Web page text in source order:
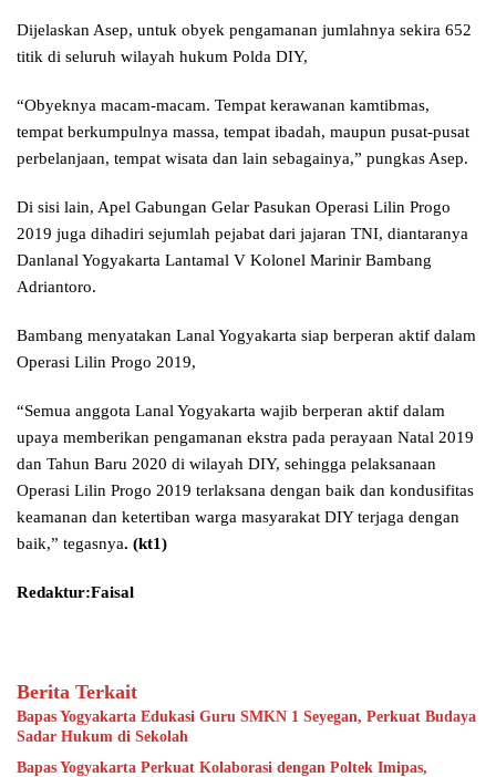
Dijelaskan Asep, untuk obyek pengamanan jumlahnya sekira 652
titik di seluruh wilayah hukum Polda DIY,
“Obyeknya macam-macam. Tempat kerawanan kamtibmas,
tempat berkumpulnya massa, tempat ibadah, maupun pusat-pusat
perbelanjaan, tempat wisata dan lain sebagainya,” pungkas Asep.
Di sisi lain, Apel Gabungan Gelar Pasukan Operasi Lilin Progo
2019 juga dihadiri sejumlah pejabat dari jajaran TNI, diantaranya
Danlanal Yogyakarta Lantamal V Kolonel Marinir Bambang
Adriantoro.
Bambang menyatakan Lanal Yogyakarta siap berperan aktif dalam
Operasi Lilin Progo 2019,
“Semua anggota Lanal Yogyakarta wajib berperan aktif dalam
upaya memberikan pengamanan ekstra pada perayaan Natal 2019
dan Tahun Baru 2020 di wilayah DIY, sehingga pelaksanaan
Operasi Lilin Progo 2019 terlaksana dengan baik dan kondusifitas
keamanan dan ketertiban warga masyarakat DIY terjaga dengan
baik,” tegasnya. (kt1)
Redaktur:Faisal
Berita Terkait
Bapas Yogyakarta Edukasi Guru SMKN 1 Seyegan, Perkuat Budaya
Sadar Hukum di Sekolah
Bapas Yogyakarta Perkuat Kolaborasi dengan Poltek Imipas,